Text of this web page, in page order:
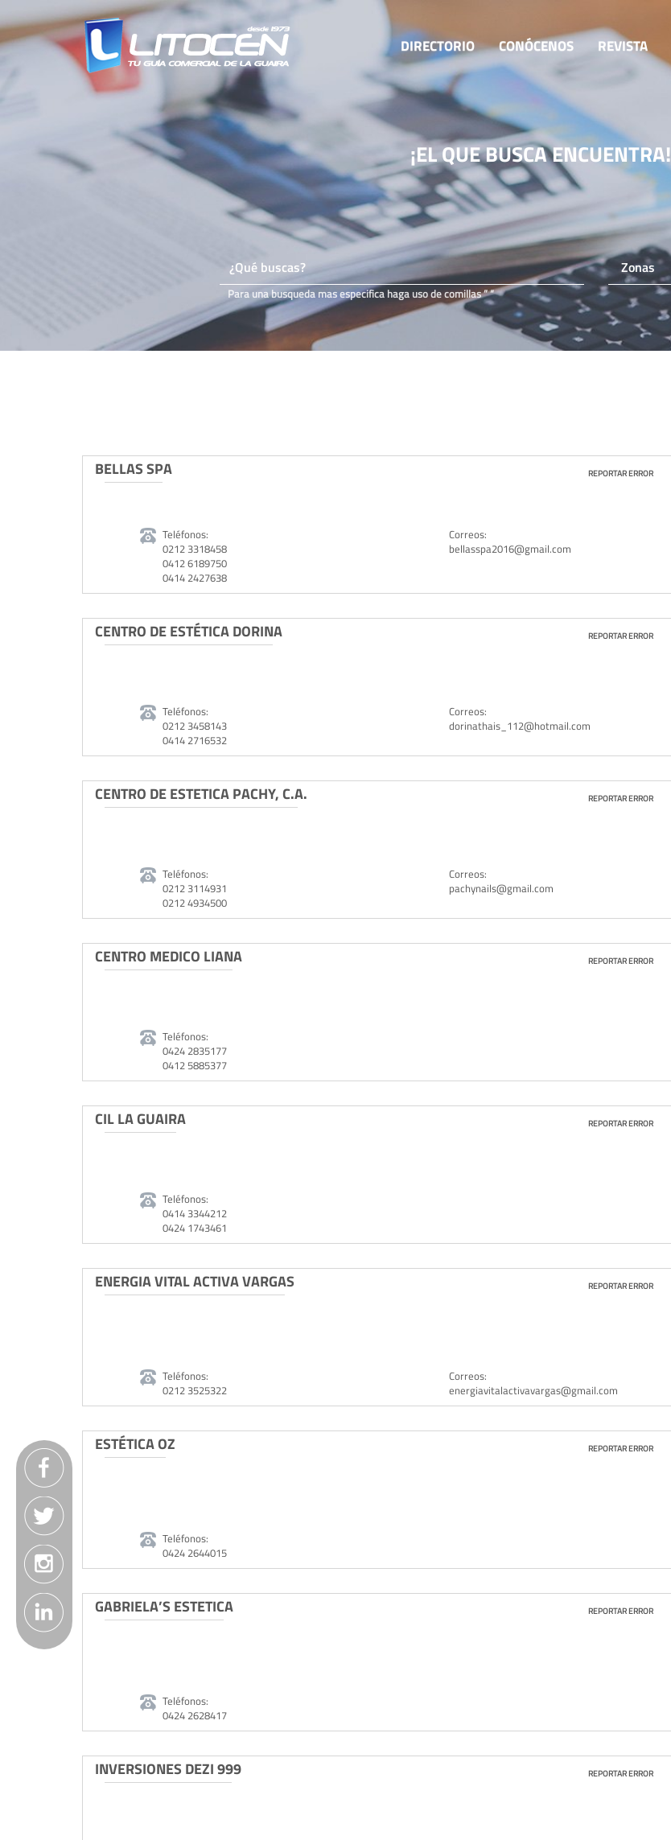
DIRECTORIO CONÓCENOS REVISTA
¡EL QUE BUSCAENCUENTRA!
Para una busqueda mas especifica haga uso de comillas ” “
BELLAS SPA
Teléfonos:
0212 3318458
0412 6189750
0414 2427638
Correos:
bellasspa2016@gmail.com
REPORTAR ERROR
CENTRO DE ESTÉTICA DORINA
Teléfonos:
0212 3458143
0414 2716532
Correos:
dorinathais_112@hotmail.com
REPORTAR ERROR
CENTRO DE ESTETICA PACHY, C.A.
Teléfonos:
0212 3114931
0212 4934500
Correos:
pachynails@gmail.com
REPORTAR ERROR
CENTRO MEDICO LIANA
Teléfonos:
0424 2835177
0412 5885377
REPORTAR ERROR
CIL LA GUAIRA
Teléfonos:
0414 3344212
0424 1743461
REPORTAR ERROR
ENERGIA VITAL ACTIVA VARGAS
Teléfonos:
0212 3525322
Correos:
energiavitalactivavargas@gmail.com
REPORTAR ERROR
ESTÉTICA OZ
Teléfonos:
0424 2644015
REPORTAR ERROR
GABRIELA’S ESTETICA
Teléfonos:
0424 2628417
REPORTAR ERROR
INVERSIONES DEZI 999 REPORTAR ERROR